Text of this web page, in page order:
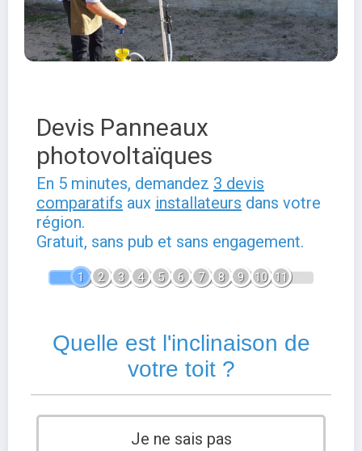
Devis Panneaux
photovoltaïques
En 5 minutes, demandez 3 devis
comparatifs aux installateurs dans votre
région.
Gratuit, sans pub et sans engagement.
1 2 3 4 5 6 7 8 9 10 11
Quelle est l'inclinaison de
votre toit ?
Je ne sais pas